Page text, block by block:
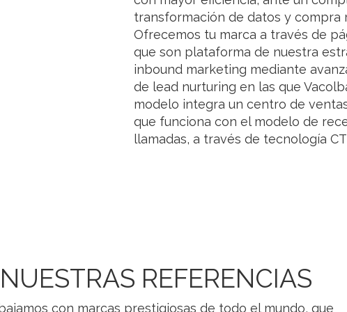
transformación de datos y compra
Ofrecemos tu marca a través de
que son plataforma de nuestra
inbound marketing mediante
de lead nurturing en las que
modelo integra un centro de
que funciona con el modelo de
llamadas, a través de tecnología
NUESTRAS REFERENCIAS
con marcas prestigiosas de todo el mundo, que